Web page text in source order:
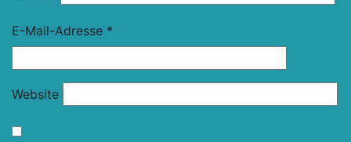
E-Mail-Adresse *
Website